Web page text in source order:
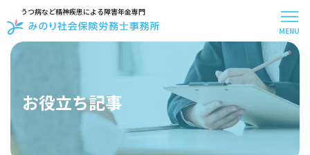
うつ病など精神疾患による障害年金専門
MENU
お役立ち記事
スタッフ紹介
お客様アンケート